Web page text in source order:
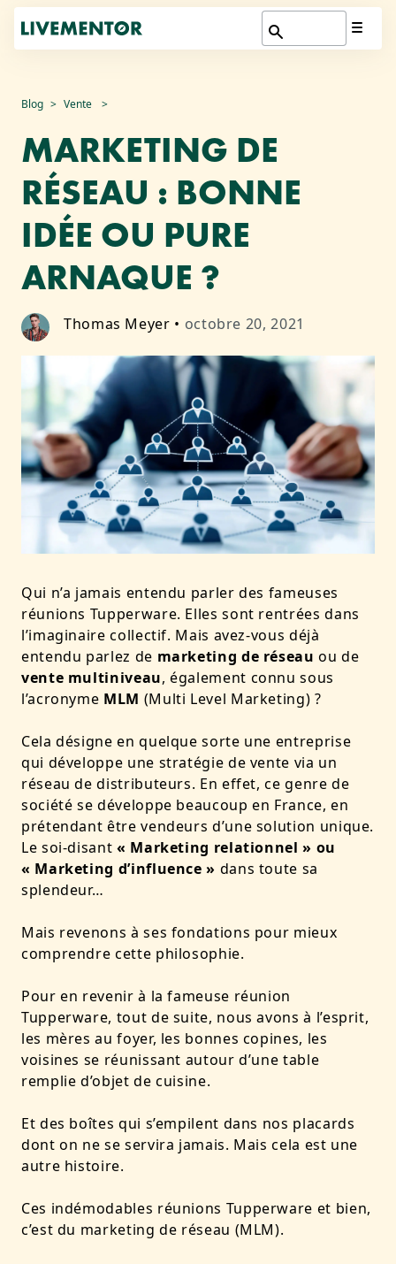
Aller
contenu
Blog Vente
MARKETING DE
RÉSEAU : BONNE
IDÉE OU PURE
ARNAQUE ?
Thomas Meyer • octobre 20, 2021
Qui n’a jamais entendu parler des fameuses
réunions Tupperware. Elles sont rentrées dans
l’imaginaire collectif. Mais avez-vous déjà
entendu parlez de marketing de réseau ou de
vente multiniveau, également connu sous
l’acronyme MLM (Multi Level Marketing) ?
Cela désigne en quelque sorte une entreprise
qui développe une stratégie de vente via un
réseau de distributeurs. En effet, ce genre de
société se développe beaucoup en France, en
prétendant être vendeurs d’une solution unique.
Le soi-disant « Marketing relationnel » ou
« Marketing d’influence » dans toute sa
splendeur…
Mais revenons à ses fondations pour mieux
comprendre cette philosophie.
Pour en revenir à la fameuse réunion
Tupperware, tout de suite, nous avons à l’esprit,
les mères au foyer, les bonnes copines, les
voisines se réunissant autour d’une table
remplie d’objet de cuisine.
Et des boîtes qui s’empilent dans nos placards
dont on ne se servira jamais. Mais cela est une
autre histoire.
Ces indémodables réunions Tupperware et bien,
c’est du marketing de réseau (MLM).